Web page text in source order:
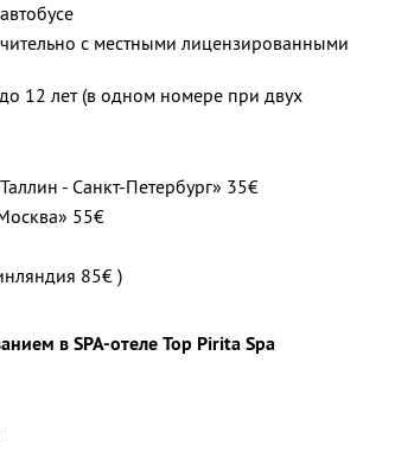
с местными лицензированными
12 лет (в одном номере при двух
- Санкт-Петербург» 35€
55€
85€ )
в SPA-отеле Top Pirita Spa